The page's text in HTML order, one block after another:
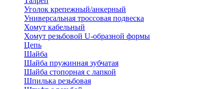
Уголок крепежный/анкерный
Универсальная троссовая подвеска
Хомут кабельный
Хомут резьбовой U-образной формы
Цепь
Шайба
Шайба пружинная зубчатая
Шайба стопорная с лапкой
Шпилька резьбовая